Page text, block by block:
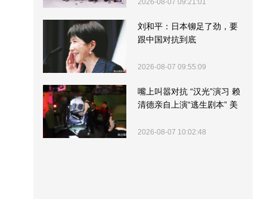
2026-08-07 09:21:01
刘和平：日本铆足了劲，要
跟中国对抗到底
2026-08-07 09:55:09
嘴上叫嚣对抗 “汉光”演习 赖
清德亲自上演“逃生剧本” 美
2026-08-07 10:02:48